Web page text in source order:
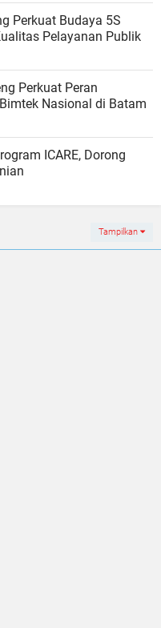
Perkuat Budaya 5S
Pelayanan Publik
Perkuat Peran
Nasional di Batam
ICARE, Dorong
Tampilkan